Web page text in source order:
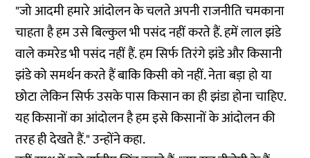
"जो आदमी हमारे आंदोलन के चलते अपनी राजनीति चमकाना
चाहता है हम उसे बिल्कुल भी पसंद नहीं करते हैं. हमें लाल झंडे
वाले कमरेड भी पसंद नहीं हैं. हम सिर्फ तिरंगे झंडे और किसानी
झंडे को समर्थन करते हैं बाकि किसी को नहीं. नेता बड़ा हो या
छोटा लेकिन सिर्फ उसके पास किसान का ही झंडा होना चाहिए.
यह किसानों का आंदोलन है हम इसे किसानों के आंदोलन की
तरह ही देखते हैं." उन्होंने कहा.